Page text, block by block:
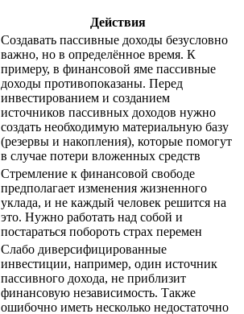
Действия
Создавать пассивные доходы безусловно
важно, но в определённое время. К
примеру, в финансовой яме пассивные
доходы противопоказаны. Перед
инвестированием и созданием
источников пассивных доходов нужно
создать необходимую материальную базу
(резервы и накопления), которые помогут
в случае потери вложенных средств
Стремление к финансовой свободе
предполагает изменения жизненного
уклада, и не каждый человек решится на
это. Нужно работать над собой и
постараться побороть страх перемен
Слабо диверсифицированные
инвестиции, например, один источник
пассивного дохода, не приблизит
финансовую независимость. Также
ошибочно иметь несколько недостаточно